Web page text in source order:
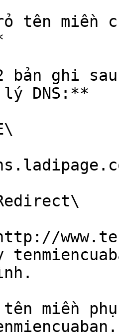
tên miền
bản ghi
lý DNS:**
miền